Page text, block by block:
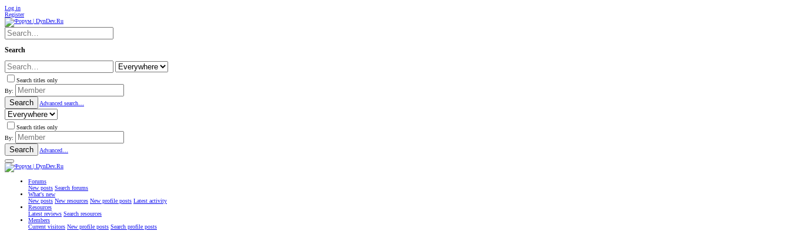
Log in
Register
Search
Search titles only
By:
Search Advanced search…
Search titles only
By:
Search Advanced…
Forums
New posts Search forums
What's new
New posts New resources New profile posts Latest activity
Resources
Latest reviews Search resources
Members
Current visitors New profile posts Search profile posts